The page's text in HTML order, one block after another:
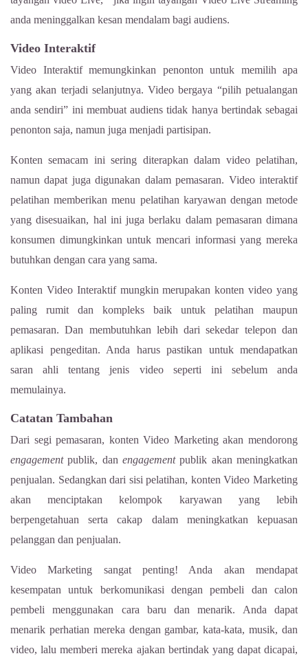
anda meninggalkan kesan mendalam bagi audiens.
Video Interaktif
Video Interaktif memungkinkan penonton untuk memilih apa
yang akan terjadi selanjutnya. Video bergaya “pilih petualangan
anda sendiri” ini membuat audiens tidak hanya bertindak sebagai
penonton saja, namun juga menjadi partisipan.
Konten semacam ini sering diterapkan dalam video pelatihan,
namun dapat juga digunakan dalam pemasaran. Video interaktif
pelatihan memberikan menu pelatihan karyawan dengan metode
yang disesuaikan, hal ini juga berlaku dalam pemasaran dimana
konsumen dimungkinkan untuk mencari informasi yang mereka
butuhkan dengan cara yang sama.
Konten Video Interaktif mungkin merupakan konten video yang
paling rumit dan kompleks baik untuk pelatihan maupun
pemasaran. Dan membutuhkan lebih dari sekedar telepon dan
aplikasi pengeditan. Anda harus pastikan untuk mendapatkan
saran ahli tentang jenis video seperti ini sebelum anda
memulainya.
Catatan Tambahan
Dari segi pemasaran, konten Video Marketing akan mendorong
engagementpublik, dan engagementpublik akan meningkatkan
penjualan. Sedangkan dari sisi pelatihan, konten Video Marketing
akan menciptakan kelompok karyawan yang lebih
berpengetahuan serta cakap dalam meningkatkan kepuasan
pelanggan dan penjualan.
Video Marketing sangat penting! Anda akan mendapat
kesempatan untuk berkomunikasi dengan pembeli dan calon
pembeli menggunakan cara baru dan menarik. Anda dapat
menarik perhatian mereka dengan gambar, kata-kata, musik, dan
video, lalu memberi mereka ajakan bertindak yang dapat dicapai,